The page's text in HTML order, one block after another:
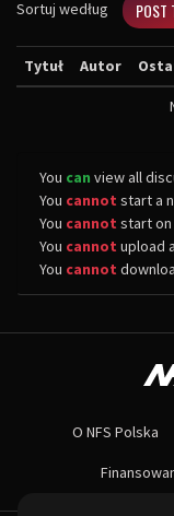
Sortuj według POST
Tytuł Autor
You can view all
You cannot start a
You cannot start on
You cannot upload
You cannot
Największa
Nie czekaj dłużej -
O NFS Polska